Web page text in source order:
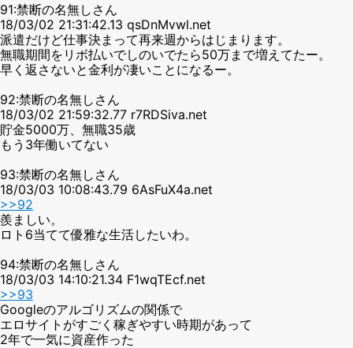
91:禁断の名無しさん
18/03/02 21:31:42.13 qsDnMvwl.net
派遣だけど仕事決まって再来週からはじまります。
無職期間をリボ払いでしのいでたら50万まで増えてたー。
早く返さないと金利が凄いことになるー。
92:禁断の名無しさん
18/03/02 21:59:32.77 r7RDSiva.net
貯金5000万、無職35歳
もう3年働いてない
93:禁断の名無しさん
18/03/03 10:08:43.79 6AsFuX4a.net
>>92
羨ましい。
ロト6当てて優雅な生活したいわ。
94:禁断の名無しさん
18/03/03 14:10:21.34 F1wqTEcf.net
>>93
Googleのアルゴリズムの関係で
エロサイトがすごく稼ぎやすい時期があって
2年で一気に資産作った